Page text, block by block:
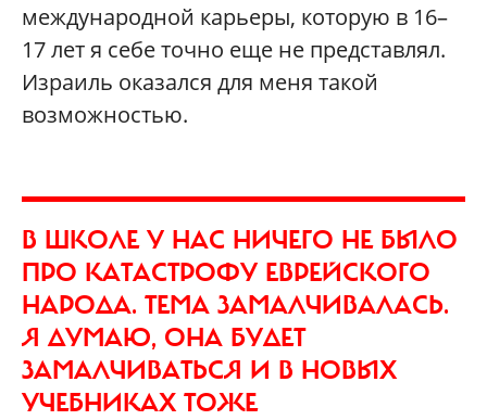
международной карьеры, которую в 16–
17 лет я себе точно еще не представлял.
Израиль оказался для меня такой
возможностью.
В ШКОЛЕ У НАС НИЧЕГО НЕ БЫЛО
ПРО КАТАСТРОФУ ЕВРЕЙСКОГО
НАРОДА. ТЕМА ЗАМАЛЧИВАЛАСЬ.
Я ДУМАЮ, ОНА БУДЕТ
ЗАМАЛЧИВАТЬСЯ И В НОВЫХ
УЧЕБНИКАХ ТОЖЕ